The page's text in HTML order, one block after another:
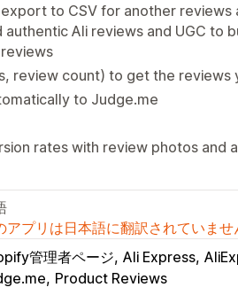
to CSV for another reviews
Ali reviews and UGC to
review count) to get the reviews
to Judge.me
rates with review photos and
アプリは日本語に翻訳されていませ
管理者ページ Ali Express
Product Reviews